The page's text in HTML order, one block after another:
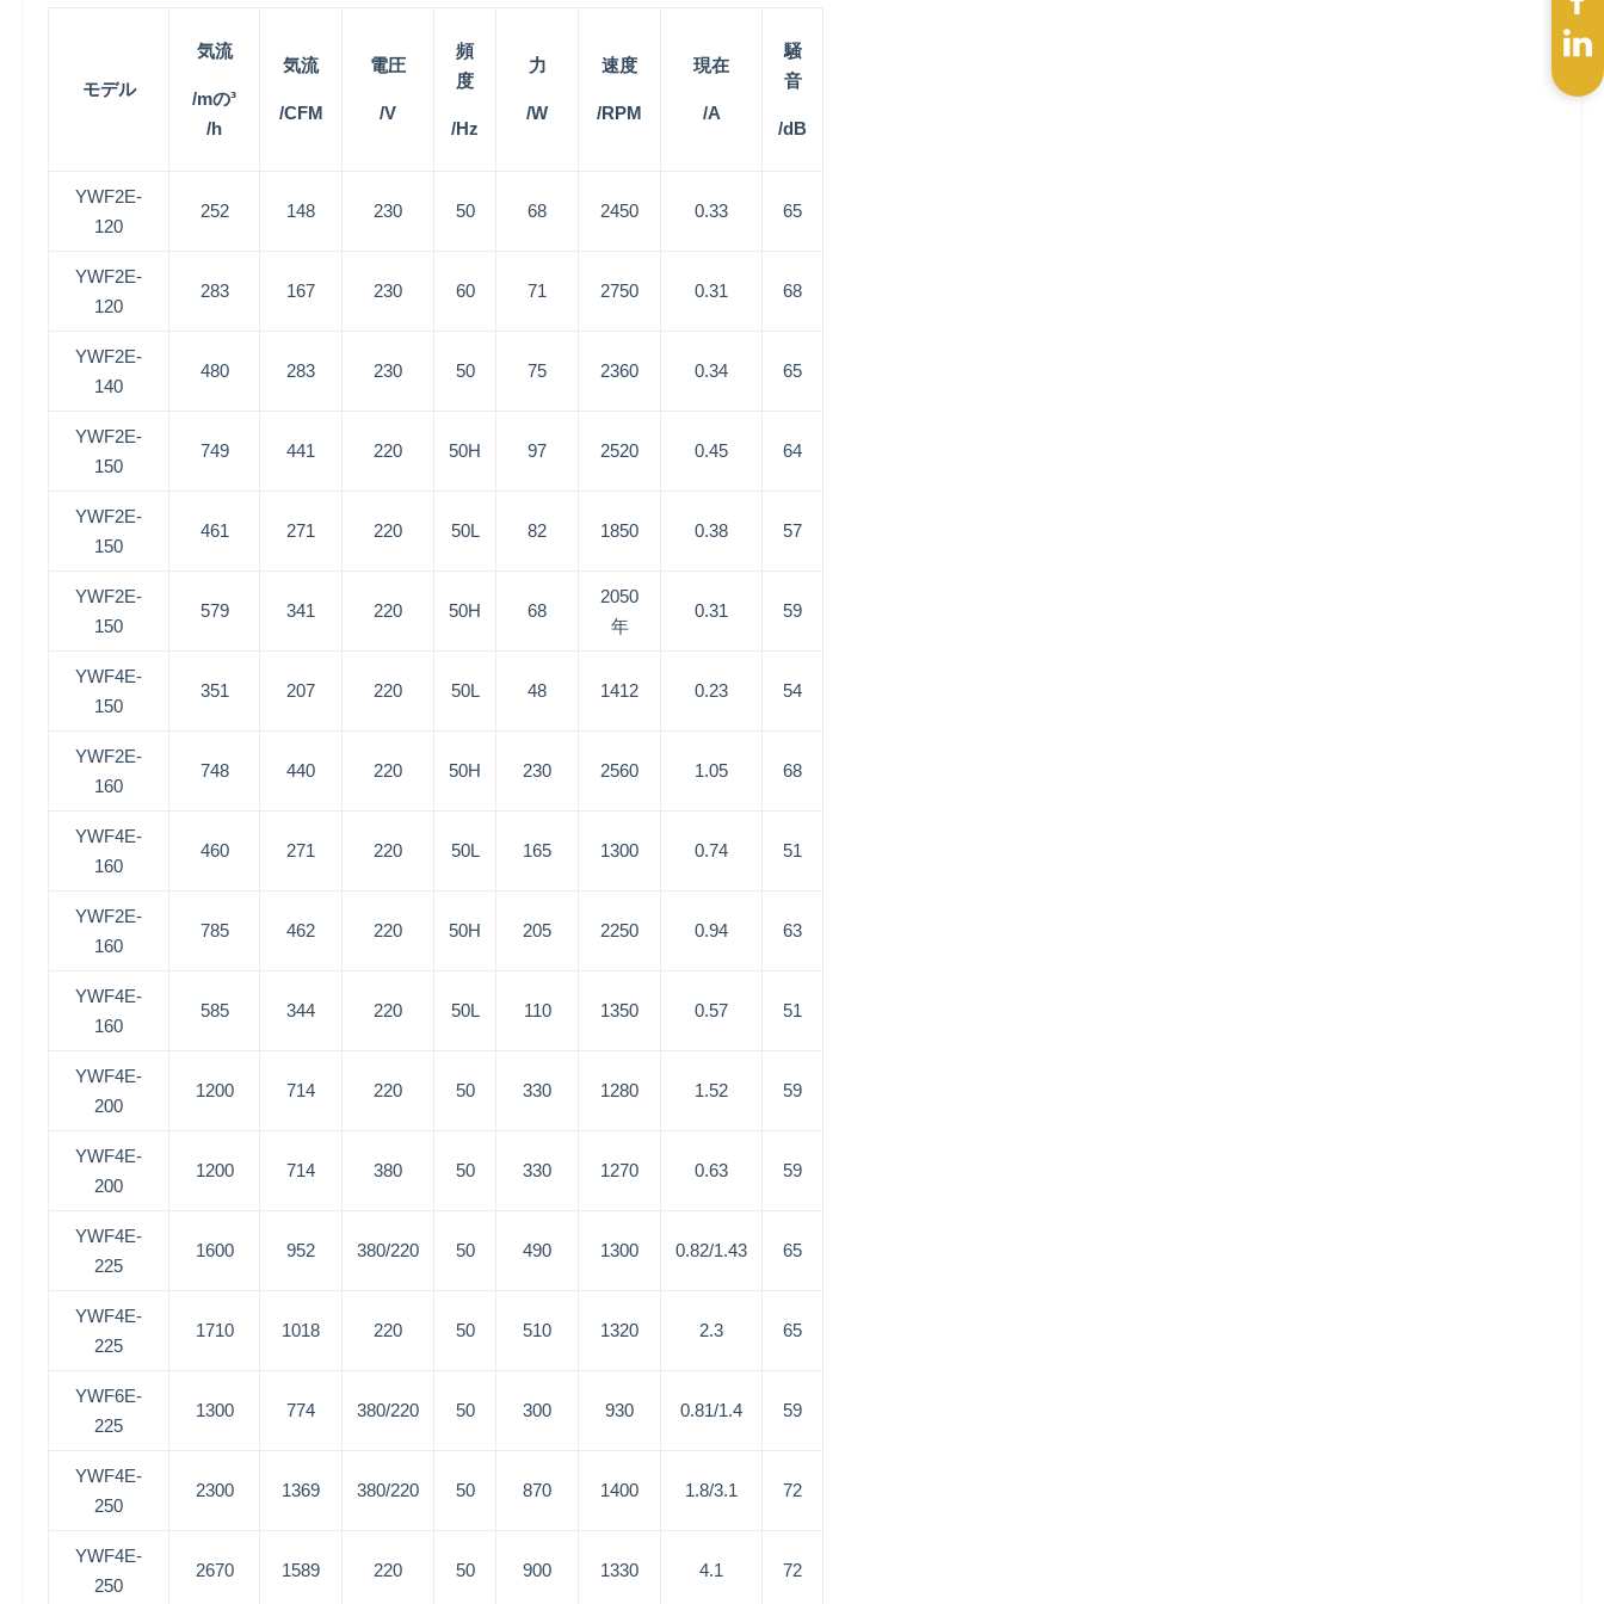
モデル
気流
/mの³
/h
気流
/CFM
電圧
/V
頻
度
/Hz
力
/W
速度
/RPM
現在
/A
騒
音
/dB
YWF2E-
120
252 148 230 50 68 2450 0.33 65
YWF2E-
120
283 167 230 60 71 2750 0.31 68
YWF2E-
140
480 283 230 50 75 2360 0.34 65
YWF2E-
150
749 441 220 50H 97 2520 0.45 64
YWF2E-
150
461 271 220 50L 82 1850 0.38 57
YWF2E-
150
579 341 220 50H 68
2050
年
0.31 59
YWF4E-
150
351 207 220 50L 48 1412 0.23 54
YWF2E-
160
748 440 220 50H 230 2560 1.05 68
YWF4E-
160
460 271 220 50L 165 1300 0.74 51
YWF2E-
160
785 462 220 50H 205 2250 0.94 63
YWF4E-
160
585 344 220 50L 110 1350 0.57 51
YWF4E-
200
1200 714 220 50 330 1280 1.52 59
YWF4E-
200
1200 714 380 50 330 1270 0.63 59
YWF4E-
225
1600 952 380/220 50 490 1300 0.82/1.43 65
YWF4E-
225
1710 1018 220 50 510 1320 2.3 65
YWF6E-
225
1300 774 380/220 50 300 930 0.81/1.4 59
YWF4E-
250
2300 1369 380/220 50 870 1400 1.8/3.1 72
YWF4E-
250
2670 1589 220 50 900 1330 4.1 72